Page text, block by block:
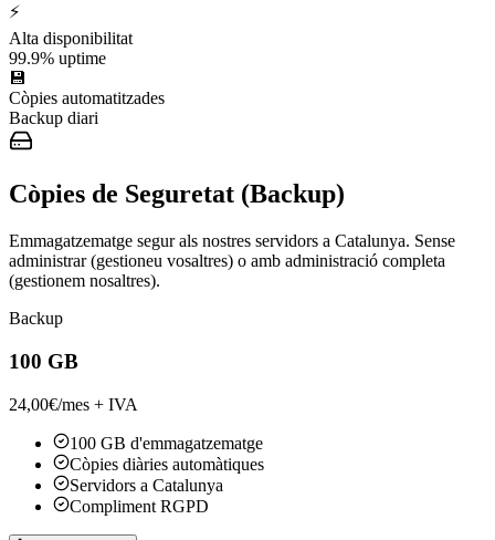
⚡
Alta disponibilitat
99.9% uptime
💾
Còpies automatitzades
Backup diari
Còpies de Seguretat (Backup)
Emmagatzematge segur als nostres servidors a Catalunya. Sense
administrar (gestioneu vosaltres) o amb administració completa
(gestionem nosaltres).
Backup
100 GB
24,00€/mes + IVA
100 GB d'emmagatzematge
Còpies diàries automàtiques
Servidors a Catalunya
Compliment RGPD